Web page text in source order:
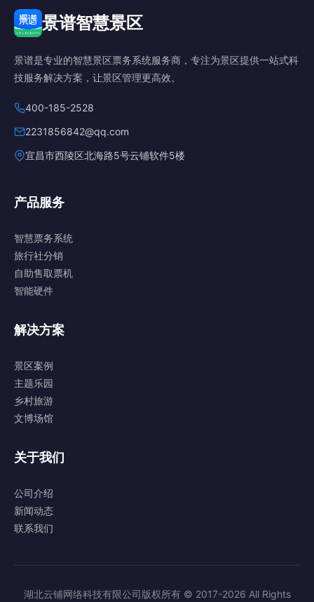
景谱智慧景区
景谱是专业的智慧景区票务系统服务商，专注为景区提供一站式科
技服务解决方案，让景区管理更高效。
400-185-2528
2231856842@qq.com
宜昌市西陵区北海路5号云铺软件5楼
产品服务
智慧票务系统
旅行社分销
自助售取票机
智能硬件
解决方案
景区案例
主题乐园
乡村旅游
文博场馆
关于我们
公司介绍
新闻动态
联系我们
湖北云铺网络科技有限公司版权所有 © 2017-2026 All Rights